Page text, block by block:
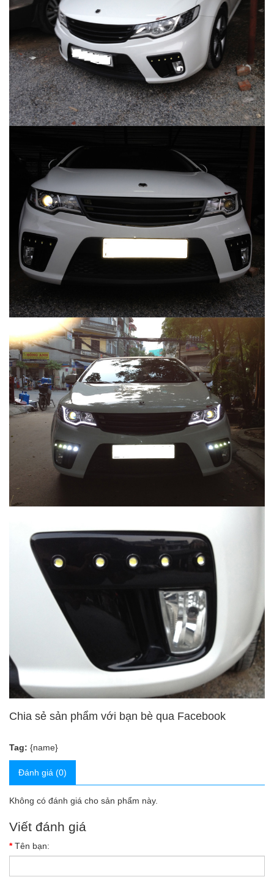
Chia sẻ sản phẩm với bạn bè qua Facebook
Tag: {name}
Đánh giá (0)
Không có đánh giá cho sản phẩm này.
Viết đánh giá
Tên bạn: